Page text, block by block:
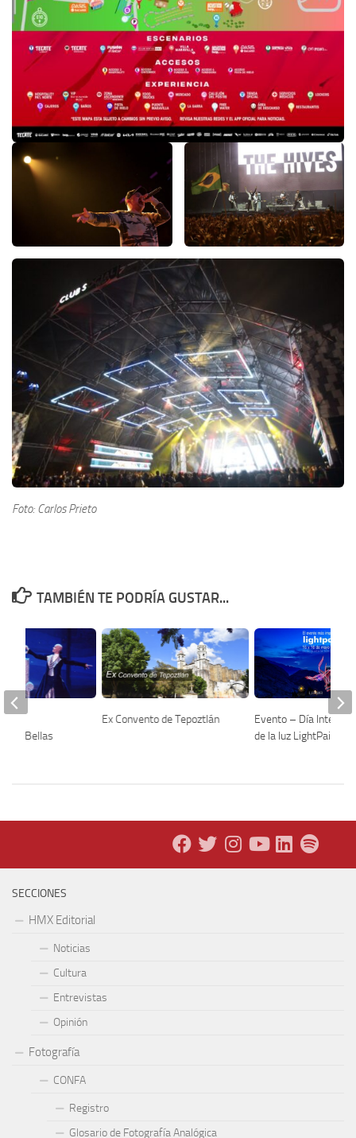
Foto: Carlos Prieto
TAMBIÉN TE PODRÍA GUSTAR...
Ex Convento de Tepoztlán
Evento – Día
de la luz LightPainting
en Bellas
SECCIONES
HMX Editorial
Noticias
Cultura
Entrevistas
Opinión
Fotografía
CONFA
Registro
Glosario de Fotografía Analógica